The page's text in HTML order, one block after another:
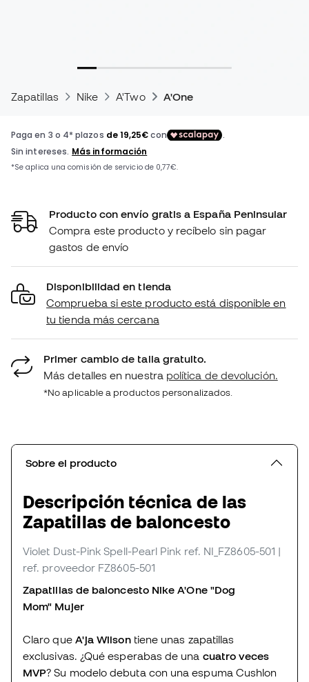
Zapatillas Nike A'Two A'One
Producto con envío gratis a España Peninsular
Compra este producto y recíbelo sin pagar
gastos de envío
Disponibilidad en tienda
Comprueba si este producto está disponible en
tu tienda más cercana
Primer cambio de talla gratuito.
Más detalles en nuestra política de devolución.
*No aplicable a productos personalizados.
Sobre el producto
Descripción técnica de las
Zapatillas de baloncesto
Violet Dust-Pink Spell-Pearl Pink ref. NI_FZ8605-501 |
ref. proveedor FZ8605-501
Zapatillas de baloncesto Nike A'One "Dog
Mom" Mujer
Claro que A'ja Wilsontiene unas zapatillas
exclusivas. ¿Qué esperabas de una cuatro veces
MVP? Su modelo debuta con una espuma Cushlon